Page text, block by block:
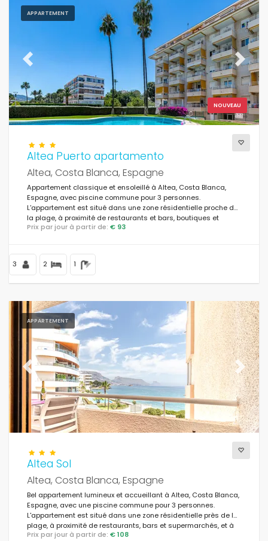
APPARTEMENT
NOUVEAU
Previous Next
Altea Puerto apartamento
Altea, Costa Blanca, Espagne
Appartement classique et ensoleillé à Altea, Costa Blanca,
Espagne, avec piscine commune pour 3 personnes.
L'appartement est situé dans une zone résidentielle proche de
la plage, à proximité de restaurants et bars, boutiques et
supermarchés, et se trouve à 200 m de la plage d'Altea.
Prix par jour à partir de: € 93
3 2 1
APPARTEMENT
Previous Next
Altea Sol
Altea, Costa Blanca, Espagne
Bel appartement lumineux et accueillant à Altea, Costa Blanca,
Espagne, avec une piscine commune pour 3 personnes.
L'appartement est situé dans une zone résidentielle près de la
plage, à proximité de restaurants, bars et supermarchés, et à
100 m de la plage.
Prix par jour à partir de: € 108